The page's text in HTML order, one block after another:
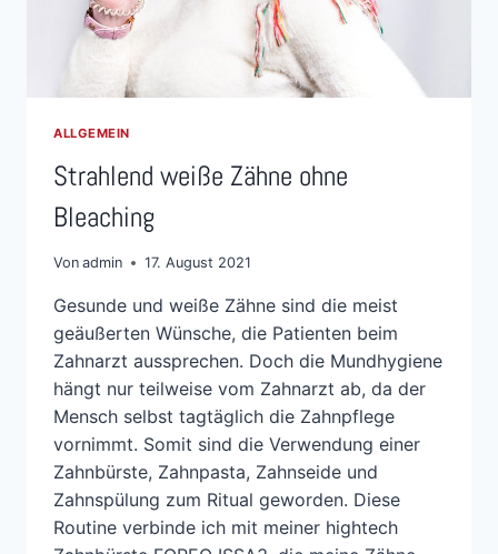
ALLGEMEIN
Strahlend weiße Zähne ohne
Bleaching
Von admin 17. August 2021
Gesunde und weiße Zähne sind die meist
geäußerten Wünsche, die Patienten beim
Zahnarzt aussprechen. Doch die Mundhygiene
hängt nur teilweise vom Zahnarzt ab, da der
Mensch selbst tagtäglich die Zahnpflege
vornimmt. Somit sind die Verwendung einer
Zahnbürste, Zahnpasta, Zahnseide und
Zahnspülung zum Ritual geworden. Diese
Routine verbinde ich mit meiner hightech